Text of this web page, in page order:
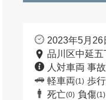
2023年5月26
品川区中延五
人対車両 事故
軽車両(1) 歩
死亡(0) 負傷(1)